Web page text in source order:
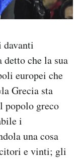
davanti
che la sua
europei che
Grecia sta
popolo greco
i
una cosa
e vinti; gli